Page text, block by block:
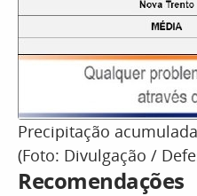
Precipitação
(Foto: Divulgação /
Recomendações